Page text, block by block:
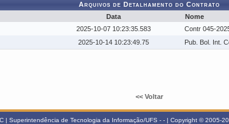
Arquivos de Detalhamento do Contrato
Data
Nome
2025-10-07 10:23:35.583
Contr 045-
2025-10-14 10:23:49.75 Pub. Bol. Int.
<< Voltar
| Superintendência de Tecnologia da Informação/UFS - - | Copyright © 2005-